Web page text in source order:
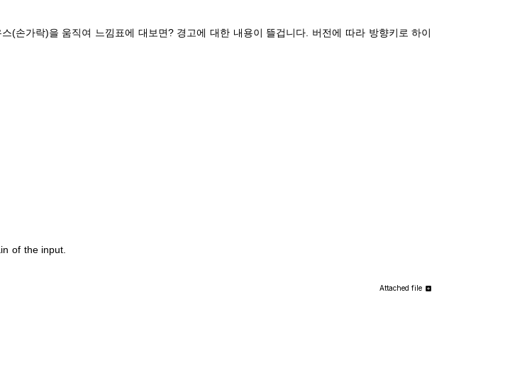
(손가락)을 움직여 느낌표에 대보면? 경고에 대한 내용이 뜰겁니다. 버전에 따라 방향키로 하이
of the input.
Attached file